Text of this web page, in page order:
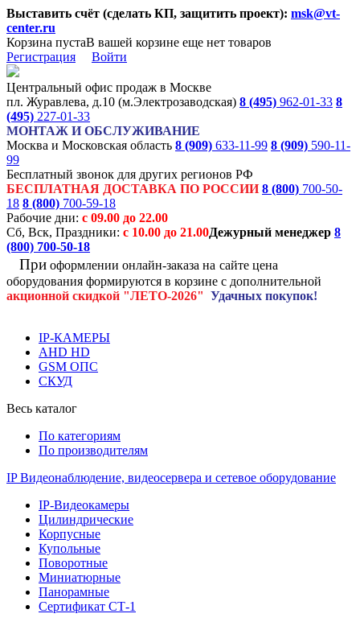
Выставить счёт (сделать КП, защитить проект): msk@vt-
center.ru
Корзина пустаВ вашей корзине еще нет товаров
Регистрация
Войти
Центральный офис продаж в Москве
пл. Журавлева, д.10 (м.Электрозаводская) 8 (495) 962-01-33 8
(495) 227-01-33
МОНТАЖ И ОБСЛУЖИВАНИЕ
Москва и Московская область 8 (909) 633-11-99 8 (909) 590-11-
99
Бесплатный звонок для других регионов РФ
БЕСПЛАТНАЯ ДОСТАВКА ПО РОССИИ 8 (800) 700-50-
18 8 (800) 700-59-18
Рабочие дни: с 09.00 до 22.00
Сб, Вск, Праздники: с 10.00 до 21.00Дежурный менеджер 8
(800) 700-50-18
При оформлении онлайн-заказа на сайте цена
оборудования формируются в корзине с дополнительной
акционной скидкой "ЛЕТО-2026" Удачных покупок!
IP-КАМЕРЫ
AHD HD
GSM ОПС
СКУД
Весь каталог
По категориям
По производителям
IP Видеонаблюдение, видеосервера и сетевое оборудование
IP-Видеокамеры
Цилиндрические
Корпусные
Купольные
Поворотные
Миниатюрные
Панорамные
Сертификат СТ-1